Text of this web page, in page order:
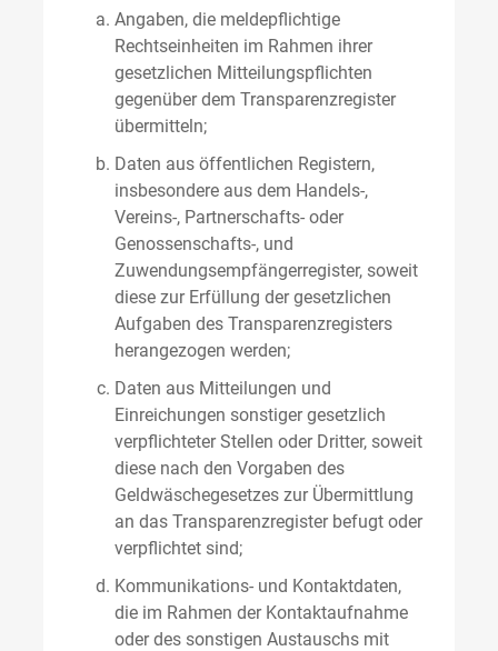
Angaben, die meldepflichtige
Rechtseinheiten im Rahmen ihrer
gesetzlichen Mitteilungspflichten
gegenüber dem Transparenzregister
übermitteln;
Daten aus öffentlichen Registern,
insbesondere aus dem Handels-,
Vereins-, Partnerschafts- oder
Genossenschafts-, und
Zuwendungsempfängerregister, soweit
diese zur Erfüllung der gesetzlichen
Aufgaben des Transparenzregisters
herangezogen werden;
Daten aus Mitteilungen und
Einreichungen sonstiger gesetzlich
verpflichteter Stellen oder Dritter, soweit
diese nach den Vorgaben des
Geldwäschegesetzes zur Übermittlung
an das Transparenzregister befugt oder
verpflichtet sind;
Kommunikations- und Kontaktdaten,
die im Rahmen der Kontaktaufnahme
oder des sonstigen Austauschs mit